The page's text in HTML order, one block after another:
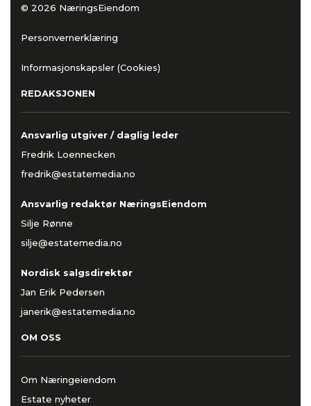
© 2026 NæringsEiendom
Personvernerklæring
Informasjonskapsler (Cookies)
REDAKSJONEN
Ansvarlig utgiver / daglig leder
Fredrik Loennecken
fredrik@estatemedia.no
Ansvarlig redaktør NæringsEiendom
Silje Rønne
silje@estatemedia.no
Nordisk salgsdirektør
Jan Erik Pedersen
janerik@estatemedia.no
OM OSS
Om Næringeiendom
Estate nyheter